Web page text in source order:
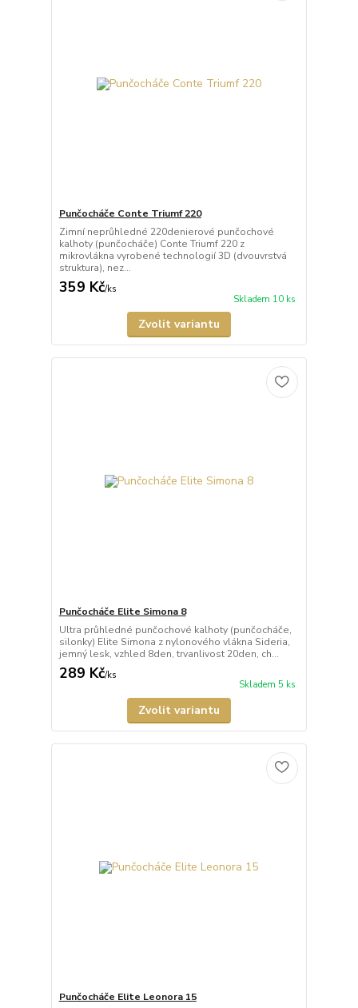
Punčocháče Conte Triumf 220
Zimní neprůhledné 220denierové punčochové
kalhoty (punčocháče) Conte Triumf 220 z
mikrovlákna vyrobené technologií 3D (dvouvrstvá
struktura), nez...
359 Kč/ks
Skladem 10 ks
Zvolit variantu
Punčocháče Elite Simona 8
Ultra průhledné punčochové kalhoty (punčocháče,
silonky) Elite Simona z nylonového vlákna Sideria,
jemný lesk, vzhled 8den, trvanlivost 20den, ch...
289 Kč/ks
Skladem 5 ks
Zvolit variantu
Punčocháče Elite Leonora 15